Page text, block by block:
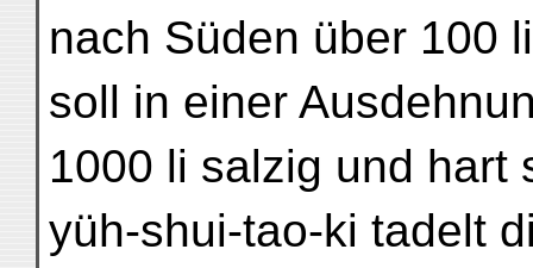
nach Süden über 100
soll in einer
1000 li salzig und hart
yüh-shui-tao-ki tadelt